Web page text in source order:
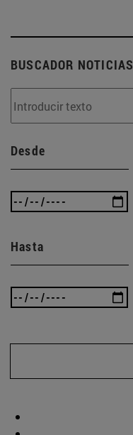
BUSCADOR NOTICIAS
Desde
Hasta